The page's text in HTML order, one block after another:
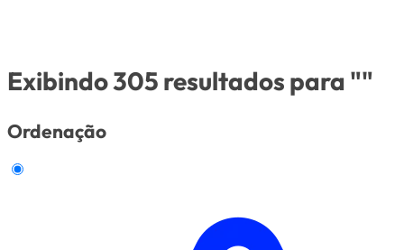
Exibindo 305 resultados para ""
Ordenação